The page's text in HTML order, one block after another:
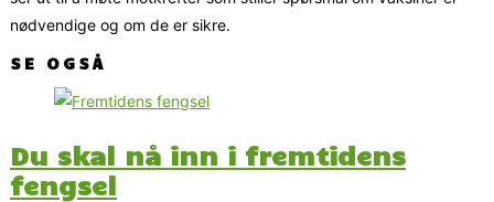
nødvendige og om de er sikre.
SE OGSÅ
Du skal nå inn i fremtidens
fengsel